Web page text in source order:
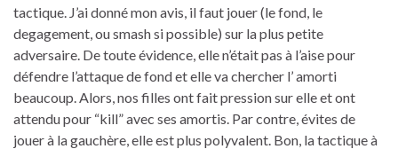
tactique. J’ai donné mon avis, il faut jouer (le fond, le
degagement, ou smash si possible) sur la plus petite
adversaire. De toute évidence, elle n’était pas à l’aise pour
défendre l’attaque de fond et elle va chercher l’ amorti
beaucoup. Alors, nos filles ont fait pression sur elle et ont
attendu pour “kill” avec ses amortis. Par contre, évites de
jouer à la gauchère, elle est plus polyvalent. Bon, la tactique à